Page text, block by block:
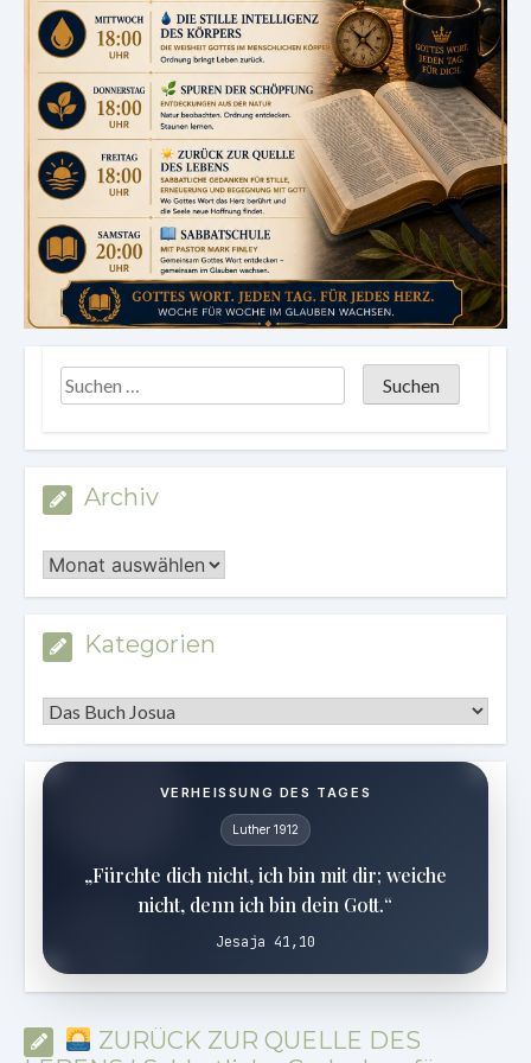
Archiv
Archiv
Kategorien
Kategorien
VERHEISSUNG DES TAGES
Luther 1912
„Fürchte dich nicht, ich bin mit dir; weiche
nicht, denn ich bin dein Gott.“
Jesaja 41,10
ZURÜCK ZUR QUELLE DES